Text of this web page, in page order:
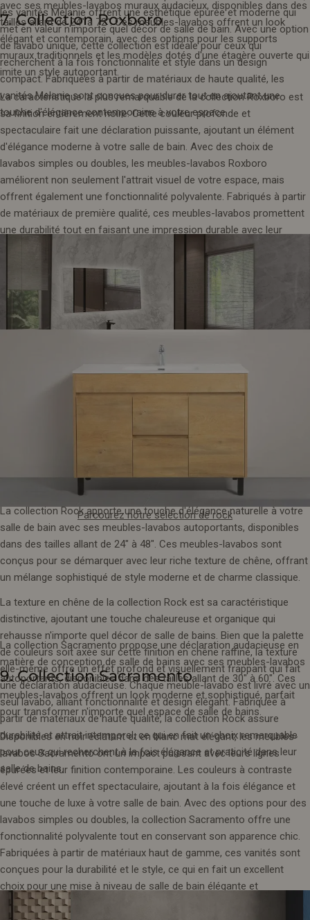
les vanités Melanie offrent une esthétique épurée et moderne qui
met en valeur n'importe quel décor de salle de bain. Avec une option
de lavabo unique, cette collection est idéale pour ceux qui
recherchent à la fois fonctionnalité et style dans un design
compact. Fabriquées à partir de matériaux de haute qualité, les
vanités Melanie sont conçues pour durer tout en ajoutant une
touche d'élégance contemporaine à votre espace.
7. Collection Roxboro
avec ses meubles-lavabos muraux audacieux, disponibles dans des
tailles allant de 24" à 72". Ces meubles-lavabos offrent un look
élégant et contemporain, avec des options pour les supports
muraux traditionnels et les modèles dotés d'une étagère ouverte qui
imite un style autoportant.
La caractéristique la plus remarquable de la collection Roxboro est
sa finition entièrement noire. Cette couleur profonde et
spectaculaire fait une déclaration puissante, ajoutant un élément
d'élégance moderne à votre salle de bain. Avec des choix de
lavabos simples ou doubles, les meubles-lavabos Roxboro
améliorent non seulement l'attrait visuel de votre espace, mais
offrent également une fonctionnalité polyvalente. Fabriqués à partir
de matériaux de première qualité, ces meubles-lavabos promettent
une durabilité tout en faisant une impression durable avec leur
Parcourez notre sélection de rock
La collection Rock apporte une touche d'élégance naturelle à votre
salle de bain avec ses meubles-lavabos autoportants, disponibles
dans des tailles allant de 24" à 48". Ces meubles-lavabos sont
conçus pour se démarquer avec leur riche texture de chêne, offrant
un mélange sophistiqué de style moderne et de charme classique.
La texture en chêne de la collection Rock est sa caractéristique
distinctive, ajoutant une touche chaleureuse et organique qui
rehausse n'importe quel décor de salle de bains. Bien que la palette
de couleurs soit axée sur cette finition en chêne raffiné, la texture
elle-même offre un effet profond et visuellement frappant qui fait
une déclaration audacieuse. Chaque meuble-lavabo est livré avec un
seul lavabo, alliant fonctionnalité et design élégant. Fabriquée à
partir de matériaux de haute qualité, la collection Rock assure
durabilité et attrait intemporel, ce qui en fait un choix remarquable
pour ceux qui recherchent à la fois élégance et praticité dans leur
salle de bains.
9. Collection Sacramento
La collection Sacramento propose une déclaration audacieuse en
matière de conception de salle de bains avec ses meubles-lavabos
autoportants, disponibles dans des tailles allant de 30" à 60". Ces
meubles-lavabos offrent un look moderne et sophistiqué, parfait
pour transformer n'importe quel espace de salle de bains.
Disponibles en noir éclatant et en blanc mat élégant, les meubles-
lavabos Sacramento ont un impact puissant avec leurs lignes
épurées et leur finition contemporaine. Les couleurs à contraste
élevé créent un effet spectaculaire, ajoutant à la fois élégance et
une touche de luxe à votre salle de bain. Avec des options pour des
lavabos simples ou doubles, la collection Sacramento offre une
fonctionnalité polyvalente tout en conservant son apparence chic.
Fabriquées à partir de matériaux haut de gamme, ces vanités sont
conçues pour la durabilité et le style, ce qui en fait un excellent
choix pour une mise à niveau de salle de bain élégante et
fonctionnelle.